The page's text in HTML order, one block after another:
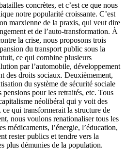
concrètes, et c’est ce que nous
notre popularité croissante. C’est
marxienne de la praxis, qui veut dire
et de l’auto-transformation. À
la crise, nous proposons trois
du transport public sous la
ce qui combine plusieurs
par l’automobile, développement
des droits sociaux. Deuxièmement,
du système de sécurité sociale
pensions pour les retraités, etc. Tous
néolibéral qui y voit des
qui transformerait la structure de
nous voulons renationaliser tous les
médicaments, l’énergie, l’éducation,
rester publics et tendre vers la
plus démunies de la population.